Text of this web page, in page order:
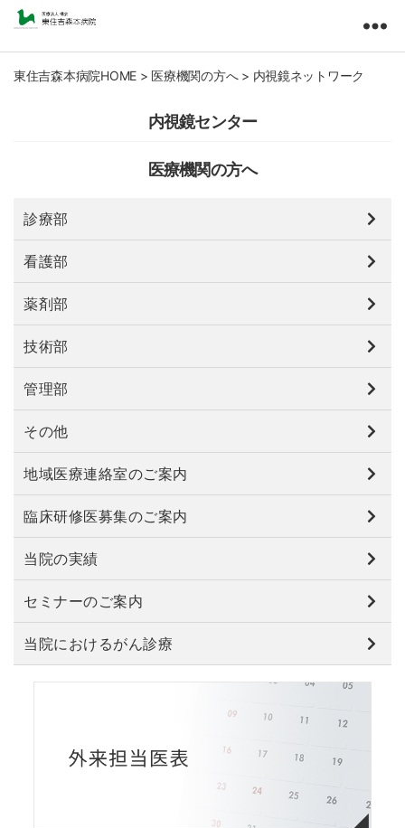
住
吉
法
人
橘
東住吉森本病院HOME > 医療機関の方へ > 内視鏡ネットワーク
医療機関の方へ
診療部
看護部
薬剤部
技術部
管理部
その他
地域医療連絡室のご案内
臨床研修医募集のご案内
当院の実績
セミナーのご案内
当院におけるがん診療
内視鏡センター